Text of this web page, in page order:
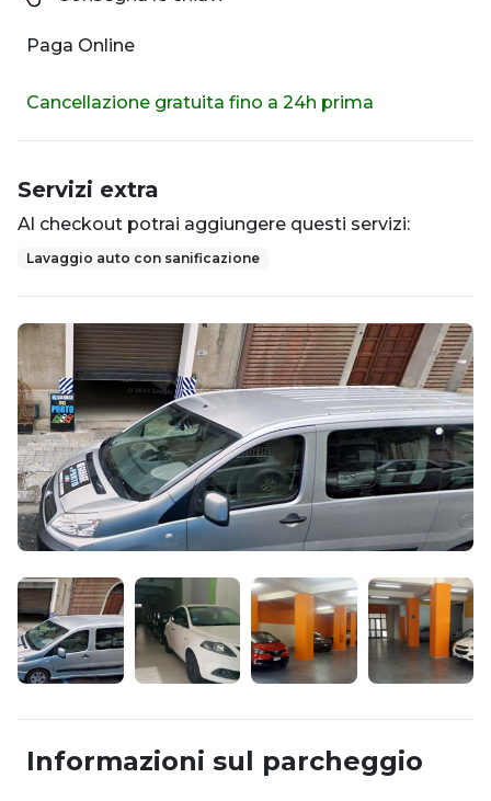
Paga Online
Cancellazione gratuita fino a 24h prima
Servizi extra
Al checkout potrai aggiungere questi servizi:
Lavaggio auto con sanificazione
Informazioni sul parcheggio